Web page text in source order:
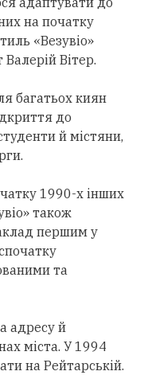
на початку
«Везувіо»
Вітер.
багатьох киян
до
й містяни,
1990-х інших
також
першим у
та
адресу й
міста. У 1994
на Рейтарській.